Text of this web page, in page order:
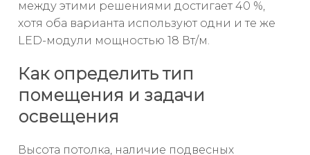
между этими решениями достигает 40 %,
хотя оба варианта используют одни и те же
LED-модули мощностью 18 Вт/м.
Как определить тип
помещения и задачи
освещения
Высота потолка, наличие подвесных